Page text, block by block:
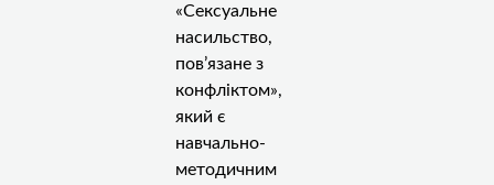
«Сексуальне
насильство,
пов’язане з
конфліктом»,
який є
навчально-
методичним